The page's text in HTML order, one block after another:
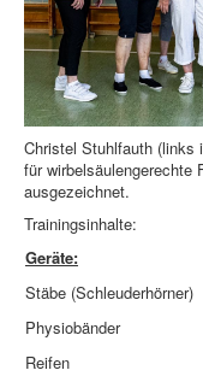
Christel Stuhlfauth (links
für wirbelsäulengerechte
ausgezeichnet.
Trainingsinhalte:
Geräte:
Stäbe (Schleuderhörner)
Physiobänder
Reifen